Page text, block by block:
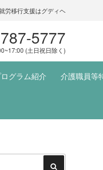
労移行支援はグディヘ
5777
(土日祝日除く)
グラム紹介 介護職員等